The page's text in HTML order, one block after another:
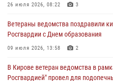
03 августа 2026, 09:01
В Кирове росгвардейцы и ветераны
03 августа 2026, 08:45
26 июля 2026, 08:22 3
Ветераны ведомства поздравили
Росгвардии с Днем образования
09 июля 2026, 13:58 2
В Кирове ветеран ведомства в
Росгвардией" провел для